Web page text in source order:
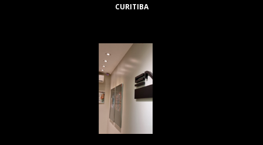
CURITIBA